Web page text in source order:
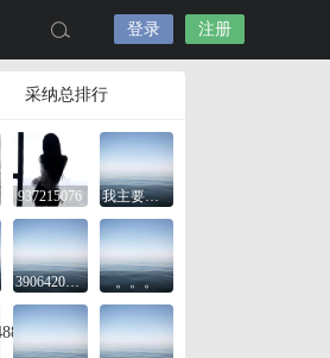
登录 注册
采纳总排行
937215076 我主要是想看看
3906420743 。。。